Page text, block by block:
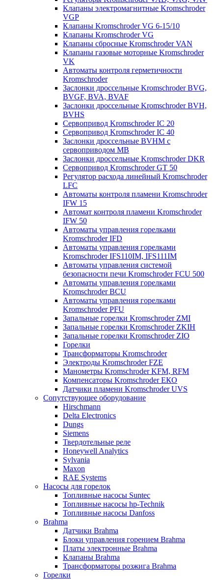
Клапаны электромагнитные Kromschroder
VGP
Клапаны Kromschroder VG 6-15/10
Клапаны Kromschroder VG
Клапаны сбросные Kromschroder VAN
Клапаны газовые моторные Kromschroder
VK
Автоматы контроля герметичности
Kromschroder
Заслонки дроссельные Kromschroder BVG,
BVGF, BVA, BVAF
Заслонки дроссельные Kromschroder BVH,
BVHS
Сервопривод Kromschroder IC 20
Сервопривод Kromschroder IC 40
Заслонки дроссельные BVHM с
сервоприводом МВ
Заслонки дроссельные Kromschroder DKR
Cервопривод Kromschroder GT 50
Регулятор расхода линейный Kromschroder
LFC
Автоматы контроля пламени Kromschroder
IFW 15
Автомат контроля пламени Kromschroder
IFW 50
Автоматы управления горелками
Kromschroder IFD
Автоматы управления горелками
Kromschroder IFS110IM, IFS111IM
Автоматы управления системой
безопасности печи Kromschroder FCU 500
Автоматы управления горелками
Kromschroder BCU
Автоматы управления горелками
Kromschroder PFU
Запальные горелки Kromschroder ZМI
Запальные горелки Kromschroder ZKIH
Запальные горелки Kromschroder ZIO
Горелки
Трансформаторы Kromschroder
Электроды Kromschroder FZE
Манометры Kromschroder KFM, RFM
Компенсаторы Kromschroder ЕКО
Датчики пламени Kromschroder UVS
Сопутствующее оборудование
Hirschmann
Delta Electronics
Dungs
Siemens
Твердотельные реле
Honeywell Analytics
Sylvania
Maxon
RAE Systems
Насосы для горелок
Топливные насосы Suntec
Топливные насосы hp-Technik
Топливные насосы Danfoss
Brahma
Датчики Brahma
Блоки управления горением Brahma
Платы электронные Brahma
Клапаны Brahma
Трансформаторы розжига Brahma
Горелки